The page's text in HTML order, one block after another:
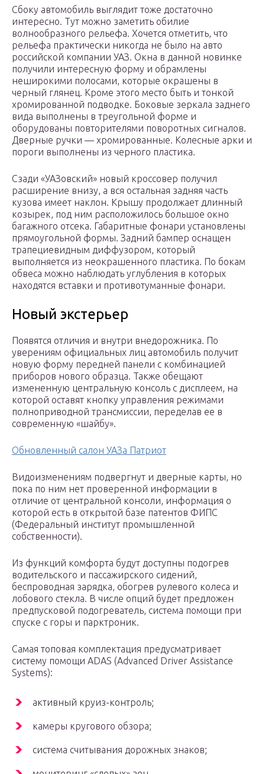
Сбоку автомобиль выглядит тоже достаточно
интересно. Тут можно заметить обилие
волнообразного рельефа. Хочется отметить, что
рельефа практически никогда не было на авто
российской компании УАЗ. Окна в данной новинке
получили интересную форму и обрамлены
неширокими полосами, которые окрашены в
черный глянец. Кроме этого место быть и тонкой
хромированной подводке. Боковые зеркала заднего
вида выполнены в треугольной форме и
оборудованы повторителями поворотных сигналов.
Дверные ручки — хромированные. Колесные арки и
пороги выполнены из черного пластика.
Сзади «УАЗовский» новый кроссовер получил
расширение внизу, а вся остальная задняя часть
кузова имеет наклон. Крышу продолжает длинный
козырек, под ним расположилось большое окно
багажного отсека. Габаритные фонари установлены
прямоугольной формы. Задний бампер оснащен
трапециевидным диффузором, который
выполняется из неокрашенного пластика. По бокам
обвеса можно наблюдать углубления в которых
находятся вставки и противотуманные фонари.
Новый экстерьер
Появятся отличия и внутри внедорожника. По
уверениям официальных лиц автомобиль получит
новую форму передней панели с комбинацией
приборов нового образца. Также обещают
измененную центральную консоль с дисплеем, на
которой оставят кнопку управления режимами
полноприводной трансмиссии, переделав ее в
современную «шайбу».
Обновленный салон УАЗа Патриот
Видоизменениям подвергнут и дверные карты, но
пока по ним нет проверенной информации в
отличие от центральной консоли, информация о
которой есть в открытой базе патентов ФИПС
(Федеральный институт промышленной
собственности).
Из функций комфорта будут доступны подогрев
водительского и пассажирского сидений,
беспроводная зарядка, обогрев рулевого колеса и
лобового стекла. В числе опций будет предложен
предпусковой подогреватель, система помощи при
спуске с горы и парктроник.
Самая топовая комплектация предусматривает
систему помощи ADAS (Advanced Driver Assistance
Systems):
активный круиз-контроль;
камеры кругового обзора;
система считывания дорожных знаков;